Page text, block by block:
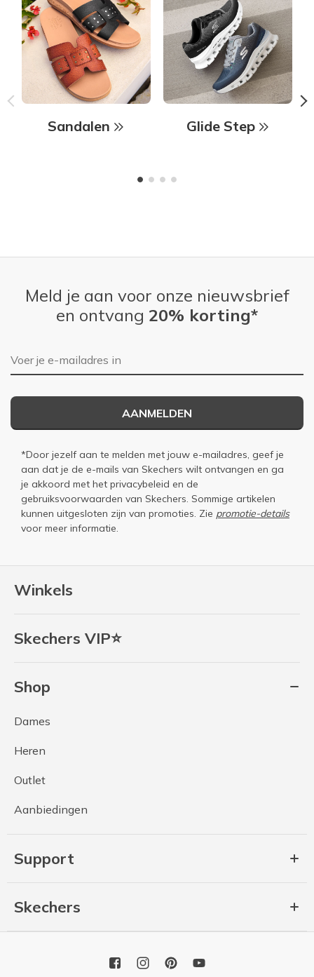
Sandalen Glide Step
Winkels
Skechers VIP⭐
Shop
Dames
Heren
Outlet
Aanbiedingen
Support
Skechers
Meld je aan voor onze nieuwsbrief
en ontvang 20% korting*
E-mailadres
AANMELDEN
*Door jezelf aan te melden met jouw e-mailadres, geef je
aan dat je de e-mails van Skechers wilt ontvangen en ga
je akkoord met het privacybeleid en de
gebruiksvoorwaarden van Skechers. Sommige artikelen
kunnen uitgesloten zijn van promoties. Zie promotie-details
voor meer informatie.